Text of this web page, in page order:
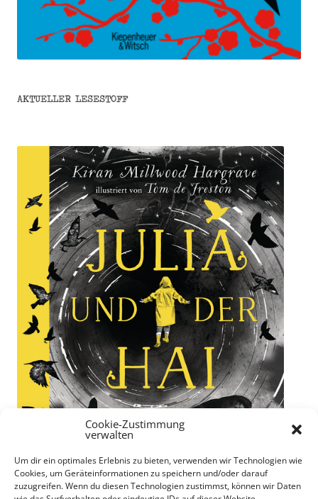
Cookie-Zustimmung
verwalten
Um dir ein optimales Erlebnis zu bieten, verwenden wir Technologien wie
Cookies, um Geräteinformationen zu speichern und/oder darauf
zuzugreifen. Wenn du diesen Technologien zustimmst, können wir Daten
AKTUELLER LESESTOFF